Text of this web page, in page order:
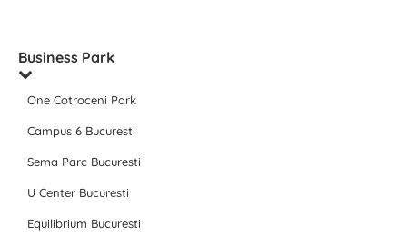
Business Park
One Cotroceni Park
Campus 6 Bucuresti
Sema Parc Bucuresti
U Center Bucuresti
Equilibrium Bucuresti